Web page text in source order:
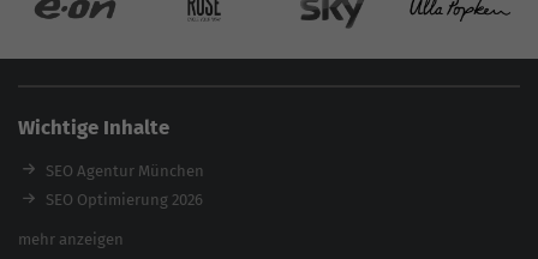
Wichtige Inhalte
SEO Agentur München
SEO Optimierung 2026
Backlink-Audit 2026
mehr anzeigen